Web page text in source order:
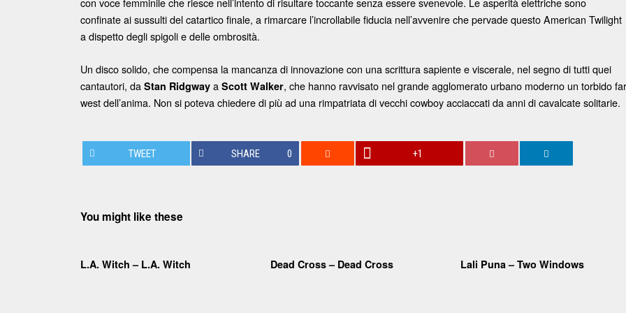
confinate ai sussulti del catartico finale, a rimarcare l’incrollabile fiducia nell’avvenire che pervade questo American Twilight
a dispetto degli spigoli e delle ombrosità.
Un disco solido, che compensa la mancanza di innovazione con una scrittura sapiente e viscerale, nel segno di tutti quei
cantautori, da Stan Ridgway a Scott Walker, che hanno ravvisato nel grande agglomerato urbano moderno un torbido far
west dell’anima. Non si poteva chiedere di più ad una rimpatriata di vecchi cowboy acciaccati da anni di cavalcate solitarie.
TWEET SHARE 0 +1
You might like these
L.A. Witch – L.A. Witch Dead Cross – Dead Cross Lali Puna – Two Windows